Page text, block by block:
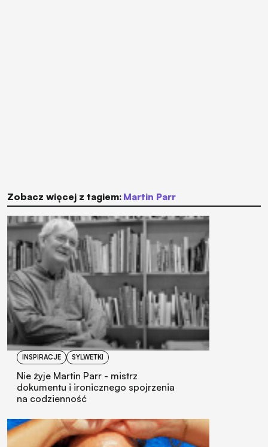
Zobacz więcej z tagiem: Martin Parr
INSPIRACJE SYLWETKI
Nie żyje Martin Parr - mistrz
dokumentu i ironicznego spojrzenia
na codzienność